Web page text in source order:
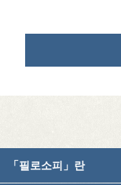
「필로소피」란